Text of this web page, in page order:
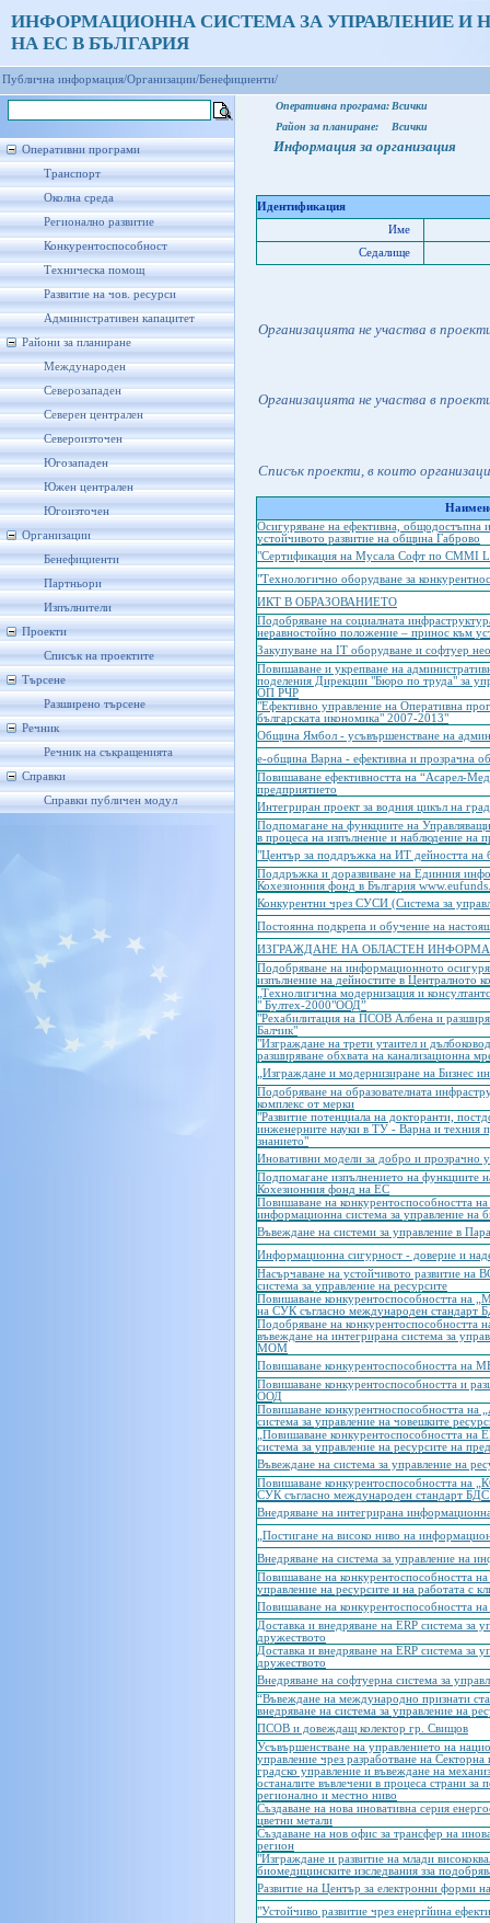
ИНФОРМАЦИОННА СИСТЕМА ЗА УПРАВЛЕНИЕ И
НА ЕС В БЪЛГАРИЯ
Публична информация/Организации/Бенефициенти/
Оперативни програми
Транспорт
Околна среда
Регионално развитие
Конкурентоспособност
Техническа помощ
Развитие на чов. ресурси
Административен капацитет
Райони за планиране
Международен
Северозападен
Северен централен
Североизточен
Югозападен
Южен централен
Югоизточен
Организации
Бенефициенти
Партньори
Изпълнители
Проекти
Списък на проектите
Търсене
Разширено търсене
Речник
Речник на съкращенията
Справки
Справки публичен модул
Оперативна програма: Всички
Район за планиране:
Всички
Информация за организация
Идентификация
Име
Седалище
Организацията не участва в
Организацията не участва в
Списък проекти, в които
Осигуряване на ефективна, общодостъпна
устойчивото развитие на община Габрово
"Сертификация на Мусала Софт по CMMI
"Технологично оборудване за
ИКТ В ОБРАЗОВАНИЕТО
Подобряване на социалната
неравностойно положение – принос към
Закупуване на IT оборудване и софтуер
Повишаване и укрепване на
поделения Дирекции "Бюро по труда" за
ОП РЧР
"Ефективно управление на Оперативна
българската икономика" 2007-2013"
Община Ямбол - усъвършенстване на
е-община Варна - ефективна и прозрачна
Повишаване ефективността на “Асарел-
предприятието
Интегриран проект за водния цикъл на
Подпомагане на функциите на
в процеса на изпълнение и наблюдение на
"Център за поддръжка на ИТ дейността на
Поддръжка и доразвиване на Единния
Кохезионния фонд в България
Конкурентни чрез СУСИ (Система за
Постоянна подкрепа и обучение на
ИЗГРАЖДАНЕ НА ОБЛАСТЕН
Подобряване на информационното
изпълнение на дейностите в Централното
„Технолигична модернизация и
" Бултех-2000"ООД”
"Рехабилитация на ПСОВ Албена и
Балчик"
"Изграждане на трети утаител и
разширяване обхвата на канализационна
„Изграждане и модернизиране на Бизнес
Подобряване на образователната
комплекс от мерки
"Развитие потенциала на докторанти,
инженерните науки в ТУ - Варна и техния
знанието"
Иновативни модели за добро и прозрачно
Подпомагане изпълнението на функциите
Кохезионния фонд на ЕС
Повишаване на конкурентоспособността
информационна система за управление на
Въвеждане на системи за управление в
Информационна сигурност - доверие и
Насърчаване на устойчивото развитие
система за управление на ресурсите
Повишаване конкурентоспособността на
на СУК съгласно международен стандарт
Подобряване на
въвеждане на интегрирана система за
MOM
Повишаване конкурентоспособността на
Повишаване конкурентоспособността и
ООД
Повишаване конкурентноспособността
система за управление на човешките
„Повишаване конкурентоспособността
система за управление на ресурсите на
Въвеждане на система за управление на
Повишаване конкурентоспособността на
СУК съгласно международен стандарт
Внедряване на интегрирана
„Постигане на високо ниво на
Внедряване на система за управление на
Повишаване на конкурентоспособността
управление на ресурсите и на работата с
Повишаване на конкурентоспособността
Доставка и внедряване на ERP система за
дружеството
Доставка и внедряване на ERP система за
дружеството
Внедряване на софтуерна система за
“Въвеждане на международно признати
внедряване на система за управление на
ПСОВ и довеждащ колектор гр. Свищов
Усъвършенстване на управлението на
управление чрез разработване на
градско управление и въвеждане на
останалите въвлечени в процеса страни за
регионално и местно ниво
Създаване на нова иновативна серия
цветни метали
Създаване на нов офис за трансфер на
регион
"Изграждане и развитие на млади
биомедицинските изследвания зза
Развитие на Център за електронни форми
"Устойчиво развитие чрез енергйина